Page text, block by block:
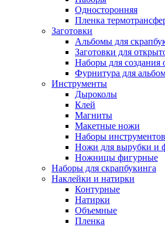
Односторонняя
Пленка
Заготовки
Альбомы для
Заготовки для
Наборы для создания
Фурнитура для
Инструменты
Дыроколы
Клей
Магниты
Макетные ножи
Наборы инструментов
Ножи для вырубки и
Ножницы фигурные
Наборы для скрапбукинга
Наклейки и натирки
Контурные
Натирки
Объемные
Пленка